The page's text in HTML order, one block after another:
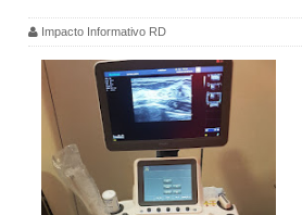
Impacto Informativo RD